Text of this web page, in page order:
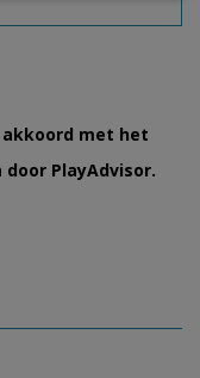
akkoord met het
PlayAdvisor.